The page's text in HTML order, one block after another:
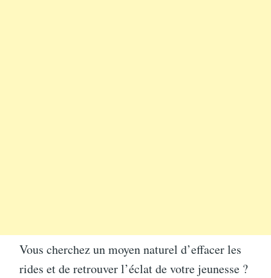
Vous cherchez un moyen naturel d’effacer les
rides et de retrouver l’éclat de votre jeunesse ?